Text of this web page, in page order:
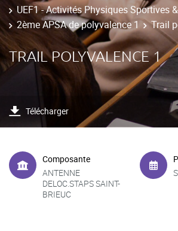
UEF1 - Activités Physiques Sportives
2ème APSA de polyvalence 1
Trail
TRAIL POLYVALENCE 1
Télécharger
Composante
ANTENNE
DELOC.STAPS SAINT-
BRIEUC